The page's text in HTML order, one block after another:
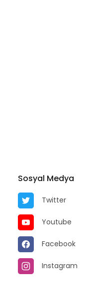
Sosyal Medya
Twitter
Youtube
Facebook
Instagram